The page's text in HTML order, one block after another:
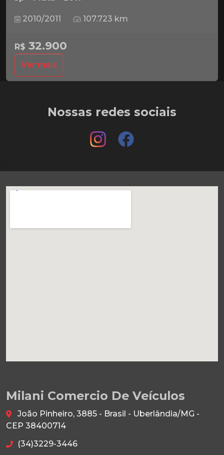
2010/2011 107.723 km
R$ 32.900
Ver mais
Nossas redes sociais
Milani Comercio De Veículos
João Pinheiro, 3885 - Brasil - Uberlândia/MG -
CEP 38400714
(34)3229-3446